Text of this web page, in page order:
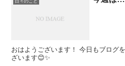
日々のこと
おはようございます！ 今日もブログをご覧くださってありがとうご
ざいます😊✨